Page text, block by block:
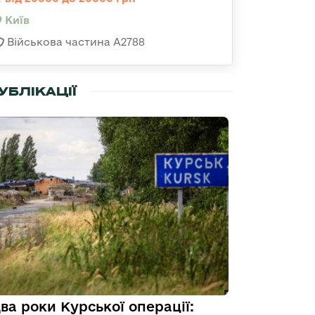
Київ
Військова частина А2788
роки Курської операції: